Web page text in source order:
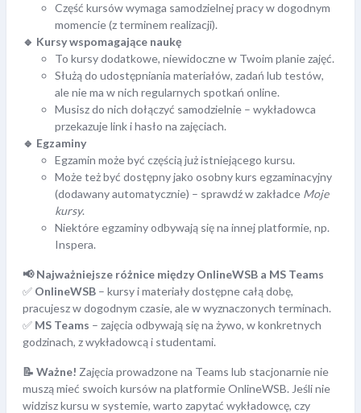
Część kursów wymaga samodzielnej pracy w dogodnym
momencie (z terminem realizacji).
🔹 Kursy wspomagające naukę
To kursy dodatkowe, niewidoczne w Twoim planie zajęć.
Służą do udostępniania materiałów, zadań lub testów,
ale nie ma w nich regularnych spotkań online.
Musisz do nich dołączyć samodzielnie – wykładowca
przekazuje link i hasło na zajęciach.
🔹 Egzaminy
Egzamin może być częścią już istniejącego kursu.
Może też być dostępny jako osobny kurs egzaminacyjny
(dodawany automatycznie) – sprawdź w zakładce Moje
kursy.
Niektóre egzaminy odbywają się na innej platformie, np.
Inspera.
📢 Najważniejsze różnice między OnlineWSB a MS Teams
✅ OnlineWSB – kursy i materiały dostępne całą dobę,
pracujesz w dogodnym czasie, ale w wyznaczonych terminach.
✅ MS Teams – zajęcia odbywają się na żywo, w konkretnych
godzinach, z wykładowcą i studentami.
📝 Ważne! Zajęcia prowadzone na Teams lub stacjonarnie nie
muszą mieć swoich kursów na platformie OnlineWSB. Jeśli nie
widzisz kursu w systemie, warto zapytać wykładowcę, czy